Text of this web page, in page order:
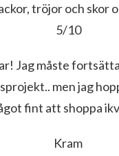
tröjor och skor
5/10
Jag måste
men jag
fint att shoppa
Kram